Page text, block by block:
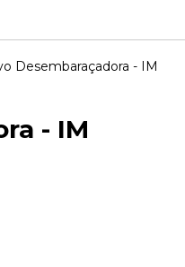
Desembaraçadora - IM
- IM